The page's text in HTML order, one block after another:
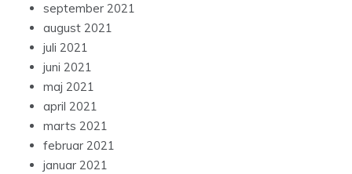
september 2021
august 2021
juli 2021
juni 2021
maj 2021
april 2021
marts 2021
februar 2021
januar 2021